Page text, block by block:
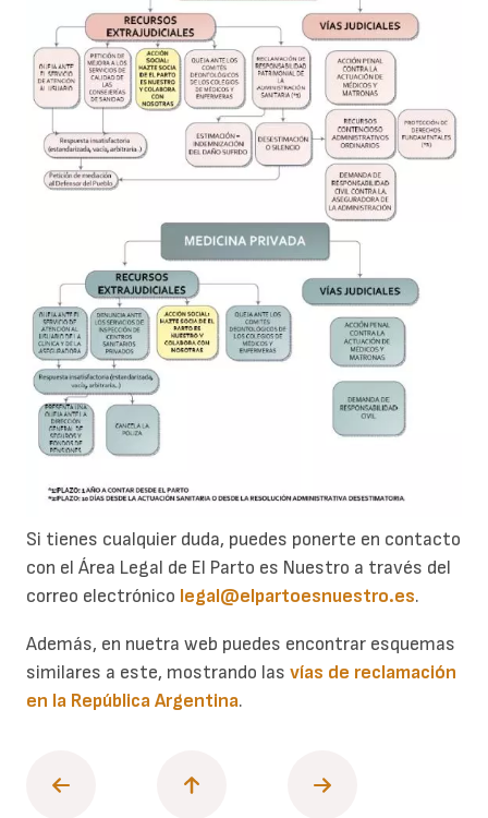
Si tienes cualquier duda, puedes ponerte en contacto
con el Área Legal de El Parto es Nuestro a través del
correo electrónico legal@elpartoesnuestro.es.
Además, en nuetra web puedes encontrar esquemas
similares a este, mostrando las vías de reclamación
en la República Argentina.